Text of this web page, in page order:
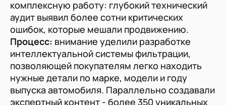
комплексную работу: глубокий технический
аудит выявил более сотни критических
ошибок, которые мешали продвижению.
Процесс: внимание уделили разработке
интеллектуальной системы фильтрации,
позволяющей покупателям легко находить
нужные детали по марке, модели и году
выпуска автомобиля. Параллельно создавали
экспертный контент - более 350 уникальных